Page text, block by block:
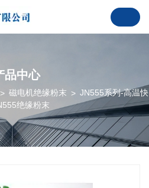
品中心
> 磁电机绝缘粉末 > JN555系列-高温快
绝缘粉末